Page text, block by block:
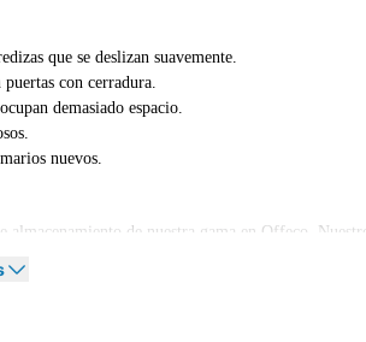
que se deslizan suavemente.
con cerradura.
demasiado espacio.
nuevos.
de nuestra gama en Offeco.